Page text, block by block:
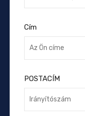
Cím
POSTACÍM